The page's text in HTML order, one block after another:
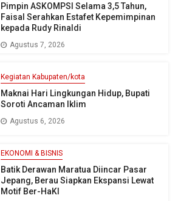
Pimpin ASKOMPSI Selama 3,5 Tahun,
Faisal Serahkan Estafet Kepemimpinan
kepada Rudy Rinaldi
Agustus 7, 2026
Kegiatan Kabupaten/kota
Maknai Hari Lingkungan Hidup, Bupati
Soroti Ancaman Iklim
Agustus 6, 2026
EKONOMI & BISNIS
Batik Derawan Maratua Diincar Pasar
Jepang, Berau Siapkan Ekspansi Lewat
Motif Ber-HaKI